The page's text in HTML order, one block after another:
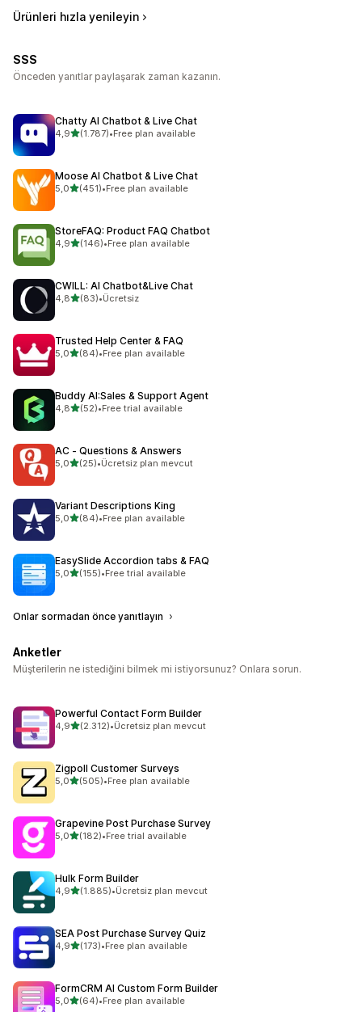
Ürünleri hızla yenileyin
SSS
Önceden yanıtlar paylaşarak zaman kazanın.
Chatty AI Chatbot & Live Chat
4,95 yıldız üzerinden
(1.787)
toplam 1787 değerlendirme
•Free plan available
Moose AI Chatbot & Live Chat
5,05 yıldız üzerinden
(451)
toplam 451 değerlendirme
•Free plan available
StoreFAQ: Product FAQ Chatbot
4,95 yıldız üzerinden
(146)
toplam 146 değerlendirme
•Free plan available
CWILL: AI Chatbot&Live Chat
4,85 yıldız üzerinden
(83)
toplam 83 değerlendirme
•Ücretsiz
Trusted Help Center & FAQ
5,05 yıldız üzerinden
(84)
toplam 84 değerlendirme
•Free plan available
Buddy AI:Sales & Support Agent
4,85 yıldız üzerinden
(52)
toplam 52 değerlendirme
•Free trial available
AC ‑ Questions & Answers
5,05 yıldız üzerinden
(25)
toplam 25 değerlendirme
•Ücretsiz plan mevcut
Variant Descriptions King
5,05 yıldız üzerinden
(84)
toplam 84 değerlendirme
•Free plan available
EasySlide Accordion tabs & FAQ
5,05 yıldız üzerinden
(155)
toplam 155 değerlendirme
•Free trial available
Onlar sormadan önce yanıtlayın
Anketler
Müşterilerin ne istediğini bilmek mi istiyorsunuz? Onlara sorun.
Powerful Contact Form Builder
4,95 yıldız üzerinden
(2.312)
toplam 2312 değerlendirme
•Ücretsiz plan mevcut
Zigpoll Customer Surveys
5,05 yıldız üzerinden
(505)
toplam 505 değerlendirme
•Free plan available
Grapevine Post Purchase Survey
5,05 yıldız üzerinden
(182)
toplam 182 değerlendirme
•Free trial available
Hulk Form Builder
4,95 yıldız üzerinden
(1.885)
toplam 1885 değerlendirme
•Ücretsiz plan mevcut
SEA Post Purchase Survey Quiz
4,95 yıldız üzerinden
(173)
toplam 173 değerlendirme
•Free plan available
FormCRM AI Custom Form Builder
5,05 yıldız üzerinden
(64)
toplam 64 değerlendirme
•Free plan available